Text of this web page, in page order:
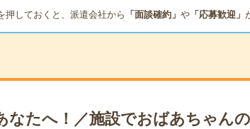
押しておくと、派遣会社から 「面談確約」 や「応募歓迎」
なたへ！／施設でおばあちゃん